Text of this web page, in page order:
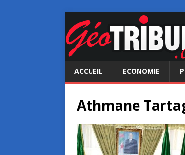
ACCUEIL ECONOMIE
Athmane